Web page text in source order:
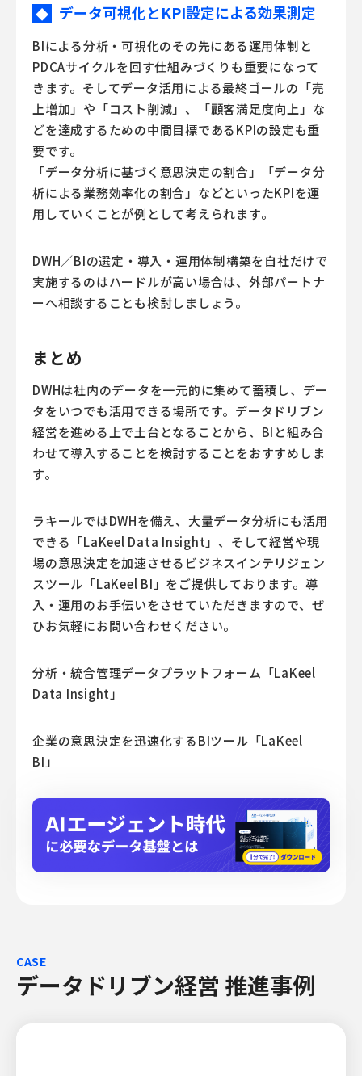
◆ データ可視化とKPI設定による効果測定
BIによる分析・可視化のその先にある運用体制と
PDCAサイクルを回す仕組みづくりも重要になって
きます。そしてデータ活用による最終ゴールの「売
上増加」や「コスト削減」、「顧客満足度向上」な
どを達成するための中間目標であるKPIの設定も重
要です。
「データ分析に基づく意思決定の割合」「データ分
析による業務効率化の割合」などといったKPIを運
用していくことが例として考えられます。
DWH／BIの選定・導入・運用体制構築を自社だけで
実施するのはハードルが高い場合は、外部パートナ
ーへ相談することも検討しましょう。
まとめ
DWHは社内のデータを一元的に集めて蓄積し、デー
タをいつでも活用できる場所です。データドリブン
経営を進める上で土台となることから、BIと組み合
わせて導入することを検討することをおすすめしま
す。
ラキールではDWHを備え、大量データ分析にも活用
できる「LaKeel Data Insight」、そして経営や現
場の意思決定を加速させるビジネスインテリジェン
スツール「LaKeel BI」をご提供しております。導
入・運用のお手伝いをさせていただきますので、ぜ
ひお気軽にお問い合わせください。
分析・統合管理データプラットフォーム「LaKeel
Data Insight」
企業の意思決定を迅速化するBIツール「LaKeel
BI」
CASE
データドリブン経営 推進事例